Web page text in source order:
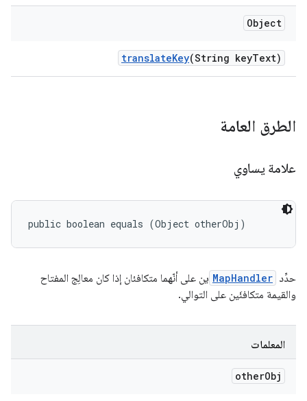
Object
translateKey(String keyText)
الطرق العامة
علامة يساوي
public boolean equals (Object otherObj)
حدِّد MapHandler َين على أنّهما متكافئان إذا كان معالِج المفتاح
والقيمة متكافئَين على التوالي.
المعلمات
otherObj